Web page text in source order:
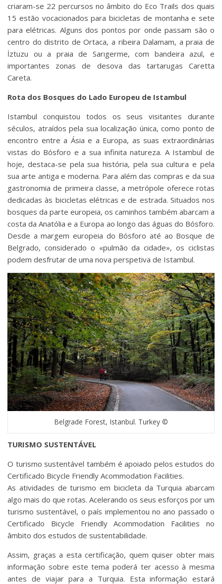
criaram-se 22 percursos no âmbito do Eco Trails dos quais
15 estão vocacionados para bicicletas de montanha e sete
para elétricas. Alguns dos pontos por onde passam são o
centro do distrito de Ortaca, a ribeira Dalamam, a praia de
İztuzu ou a praia de Sarıgerme, com bandeira azul, e
importantes zonas de desova das tartarugas Caretta
Careta.
Rota dos Bosques do Lado Europeu de Istambul
Istambul conquistou todos os seus visitantes durante
séculos, atraídos pela sua localização única, como ponto de
encontro entre a Ásia e a Europa, as suas extraordinárias
vistas do Bósforo e a sua infinita natureza. A Istambul de
hoje, destaca-se pela sua história, pela sua cultura e pela
sua arte antiga e moderna. Para além das compras e da sua
gastronomia de primeira classe, a metrópole oferece rotas
dedicadas às bicicletas elétricas e de estrada. Situados nos
bosques da parte europeia, os caminhos também abarcam a
costa da Anatólia e a Europa ao longo das águas do Bósforo.
Desde a margem europeia do Bósforo até ao Bosque de
Belgrado, considerado o «pulmão da cidade», os ciclistas
podem desfrutar de uma nova perspetiva de Istambul.
Belgrade Forest, Istanbul. Turkey ©
TURISMO SUSTENTÁVEL
O turismo sustentável também é apoiado pelos estudos do
Certificado Bicycle Friendly Acommodation Facilities.
As atividades de turismo em bicicleta da Turquia abarcam
algo mais do que rotas. Acelerando os seus esforços por um
turismo sustentável, o país implementou no ano passado o
Certificado Bicycle Friendly Acommodation Facilities no
âmbito dos estudos de sustentabilidade.
Assim, graças a esta certificação, quem quiser obter mais
informação sobre este tema poderá ter acesso à mesma
antes de viajar para a Turquia. Esta informação estará